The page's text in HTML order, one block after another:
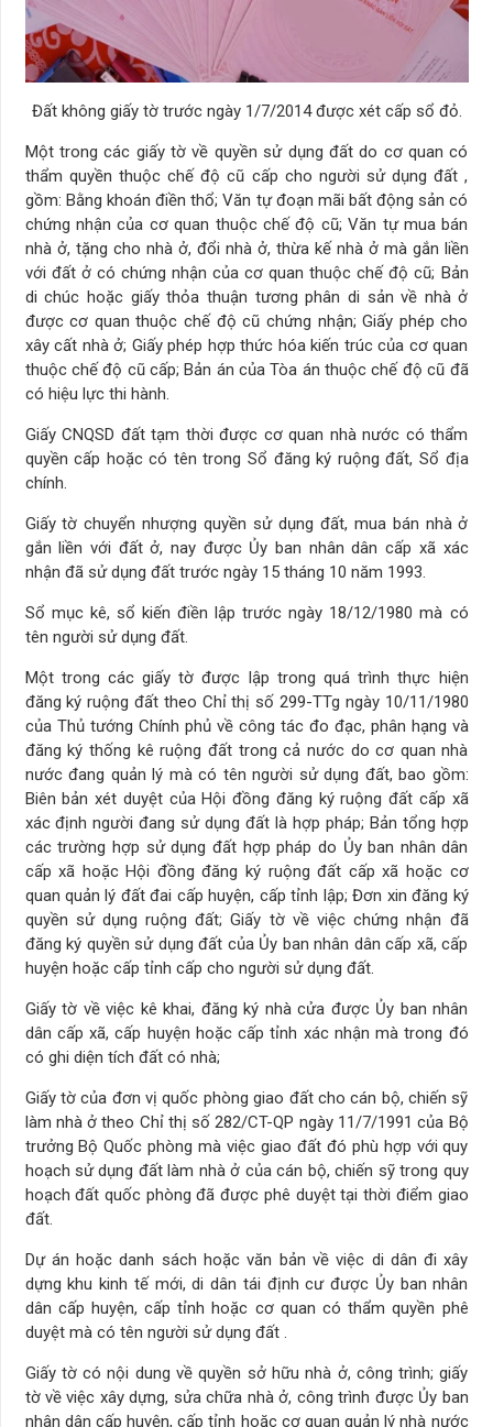
Đất không giấy tờ trước ngày 1/7/2014 được xét cấp sổ đỏ.
Một trong các giấy tờ về quyền sử dụng đất do cơ quan có
thẩm quyền thuộc chế độ cũ cấp cho người sử dụng đất ,
gồm: Bằng khoán điền thổ; Văn tự đoạn mãi bất động sản có
chứng nhận của cơ quan thuộc chế độ cũ; Văn tự mua bán
nhà ở, tặng cho nhà ở, đổi nhà ở, thừa kế nhà ở mà gắn liền
với đất ở có chứng nhận của cơ quan thuộc chế độ cũ; Bản
di chúc hoặc giấy thỏa thuận tương phân di sản về nhà ở
được cơ quan thuộc chế độ cũ chứng nhận; Giấy phép cho
xây cất nhà ở; Giấy phép hợp thức hóa kiến trúc của cơ quan
thuộc chế độ cũ cấp; Bản án của Tòa án thuộc chế độ cũ đã
có hiệu lực thi hành.
Giấy CNQSD đất tạm thời được cơ quan nhà nước có thẩm
quyền cấp hoặc có tên trong Sổ đăng ký ruộng đất, Sổ địa
chính.
Giấy tờ chuyển nhượng quyền sử dụng đất, mua bán nhà ở
gắn liền với đất ở, nay được Ủy ban nhân dân cấp xã xác
nhận đã sử dụng đất trước ngày 15 tháng 10 năm 1993.
Sổ mục kê, sổ kiến điền lập trước ngày 18/12/1980 mà có
tên người sử dụng đất.
Một trong các giấy tờ được lập trong quá trình thực hiện
đăng ký ruộng đất theo Chỉ thị số 299-TTg ngày 10/11/1980
của Thủ tướng Chính phủ về công tác đo đạc, phân hạng và
đăng ký thống kê ruộng đất trong cả nước do cơ quan nhà
nước đang quản lý mà có tên người sử dụng đất, bao gồm:
Biên bản xét duyệt của Hội đồng đăng ký ruộng đất cấp xã
xác định người đang sử dụng đất là hợp pháp; Bản tổng hợp
các trường hợp sử dụng đất hợp pháp do Ủy ban nhân dân
cấp xã hoặc Hội đồng đăng ký ruộng đất cấp xã hoặc cơ
quan quản lý đất đai cấp huyện, cấp tỉnh lập; Đơn xin đăng ký
quyền sử dụng ruộng đất; Giấy tờ về việc chứng nhận đã
đăng ký quyền sử dụng đất của Ủy ban nhân dân cấp xã, cấp
huyện hoặc cấp tỉnh cấp cho người sử dụng đất.
Giấy tờ về việc kê khai, đăng ký nhà cửa được Ủy ban nhân
dân cấp xã, cấp huyện hoặc cấp tỉnh xác nhận mà trong đó
có ghi diện tích đất có nhà;
Giấy tờ của đơn vị quốc phòng giao đất cho cán bộ, chiến sỹ
làm nhà ở theo Chỉ thị số 282/CT-QP ngày 11/7/1991 của Bộ
trưởng Bộ Quốc phòng mà việc giao đất đó phù hợp với quy
hoạch sử dụng đất làm nhà ở của cán bộ, chiến sỹ trong quy
hoạch đất quốc phòng đã được phê duyệt tại thời điểm giao
đất.
Dự án hoặc danh sách hoặc văn bản về việc di dân đi xây
dựng khu kinh tế mới, di dân tái định cư được Ủy ban nhân
dân cấp huyện, cấp tỉnh hoặc cơ quan có thẩm quyền phê
duyệt mà có tên người sử dụng đất .
Giấy tờ có nội dung về quyền sở hữu nhà ở, công trình; giấy
tờ về việc xây dựng, sửa chữa nhà ở, công trình được Ủy ban
nhân dân cấp huyện, cấp tỉnh hoặc cơ quan quản lý nhà nước